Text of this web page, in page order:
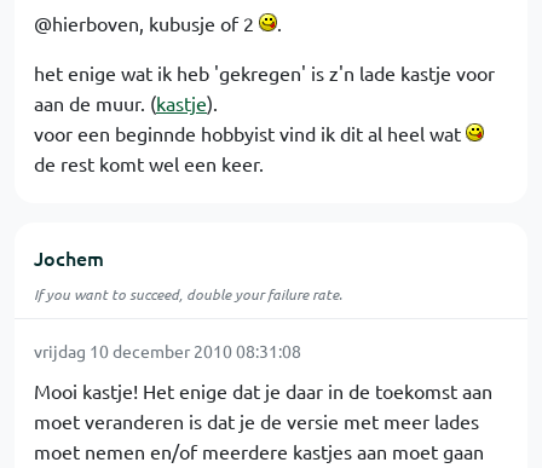
@hierboven, kubusje of 2 .
het enige wat ik heb 'gekregen' is z'n lade kastje voor
aan de muur. (kastje).
voor een beginnde hobbyist vind ik dit al heel wat
de rest komt wel een keer.
Jochem
If you want to succeed, double your failure rate.
vrijdag 10 december 2010 08:31:08
Mooi kastje! Het enige dat je daar in de toekomst aan
moet veranderen is dat je de versie met meer lades
moet nemen en/of meerdere kastjes aan moet gaan